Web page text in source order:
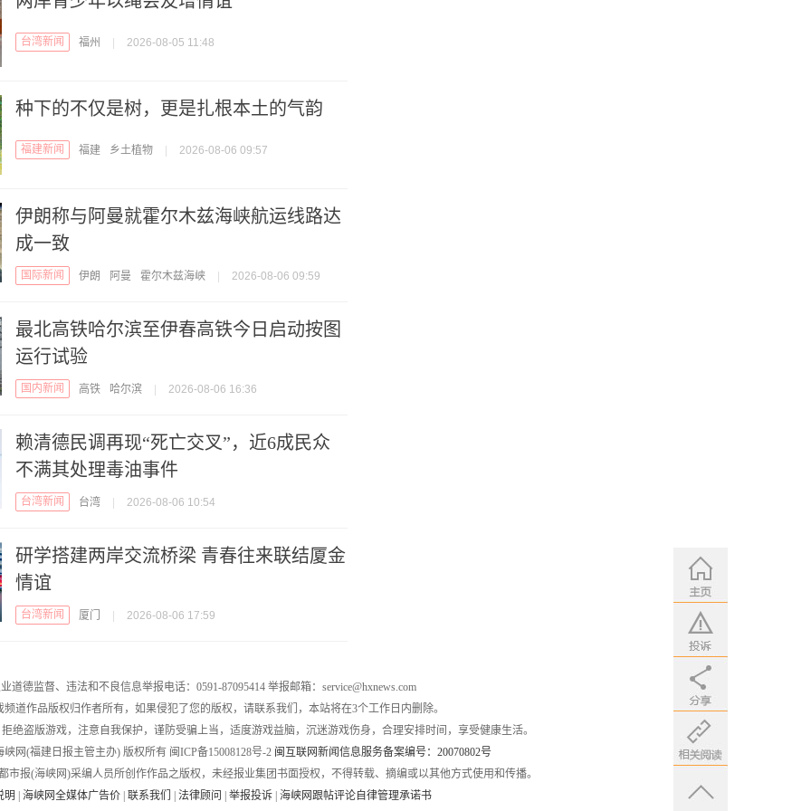
台湾新闻 福州 2026-08-05 11:48
种下的不仅是树，更是扎根本土的气韵
福建新闻 福建 乡土植物 2026-08-06 09:57
伊朗称与阿曼就霍尔木兹海峡航运线路达
成一致
国际新闻 伊朗 阿曼 霍尔木兹海峡 2026-08-06 09:59
最北高铁哈尔滨至伊春高铁今日启动按图
运行试验
国内新闻 高铁 哈尔滨 2026-08-06 16:36
赖清德民调再现“死亡交叉”，近6成民众
不满其处理毒油事件
台湾新闻 台湾 2026-08-06 10:54
研学搭建两岸交流桥梁 青春往来联结厦金
情谊
台湾新闻 厦门 2026-08-06 17:59
道德监督、违法和不良信息举报电话：0591-87095414 举报邮箱：service@hxnews.com
频道作品版权归作者所有，如果侵犯了您的版权，请联系我们，本站将在3个工作日内删除。
绝盗版游戏，注意自我保护，谨防受骗上当，适度游戏益脑，沉迷游戏伤身，合理安排时间，享受健康生活。
峡网(福建日报主管主办) 版权所有 闽ICP备15008128号-2 闽互联网新闻信息服务备案编号：20070802号
市报(海峡网)采编人员所创作作品之版权，未经报业集团书面授权，不得转载、摘编或以其他方式使用和传播。
明
海峡网全媒体广告价 联系我们 法律顾问 举报投诉 海峡网跟帖评论自律管理承诺书